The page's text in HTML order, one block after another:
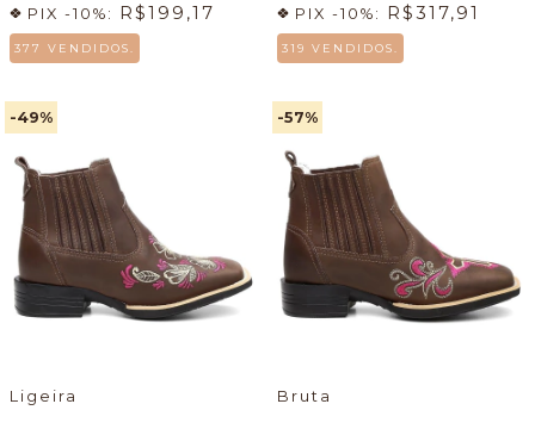
PIX -10%: R$199,17
377 VENDIDOS.
PIX -10%: R$317,91
319 VENDIDOS.
-49%
Ligeira
-57%
Bruta